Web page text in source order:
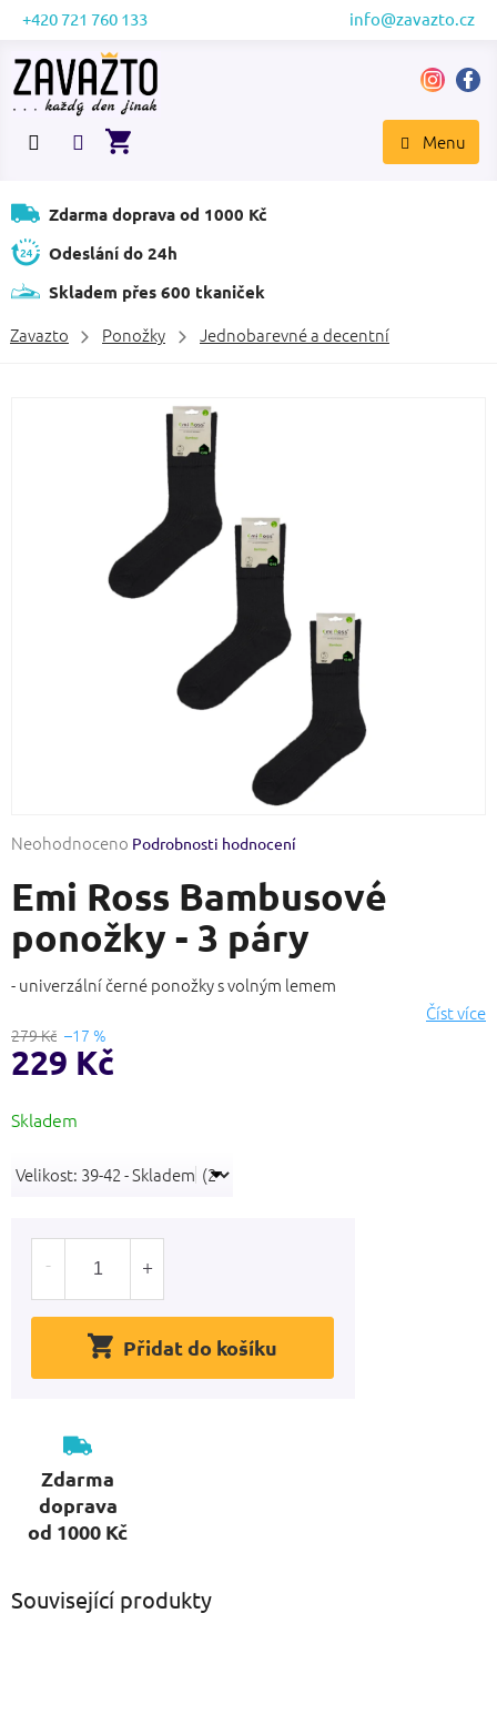
Přejít
obsah
+420 721 760 133 info@zavazto.cz
NÁKUPNÍ
Zdarma doprava od 1000 Kč
Odeslání do 24h
Skladem přes 600 tkaniček
Zavazto Ponožky Jednobarevné a decentní
Průměrné
produktu
je
0,0
hvězdiček.
Neohodnoceno Podrobnosti hodnocení
Emi Ross Bambusové
ponožky - 3 páry
- univerzální černé ponožky s volným lemem
Číst více
279 Kč –17 %
229 Kč
cena:
Skladem
Přidat do košíku
Zdarma
doprava
od 1000 Kč
Související produkty